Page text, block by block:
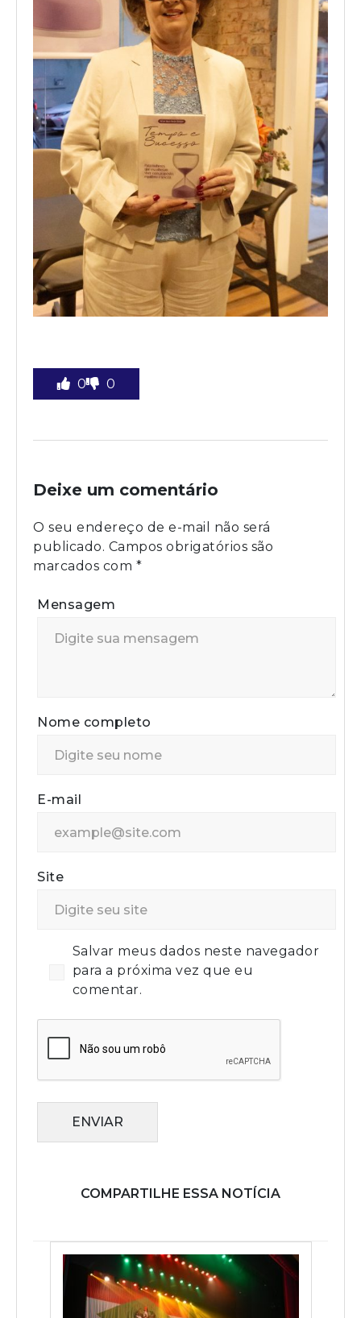
0 0
Deixe um comentário
O seu endereço de e-mail não será
publicado. Campos obrigatórios são
marcados com *
Mensagem
Nome completo
E-mail
Site
Salvar meus dados neste navegador
para a próxima vez que eu
comentar.
ENVIAR
COMPARTILHE ESSA NOTÍCIA